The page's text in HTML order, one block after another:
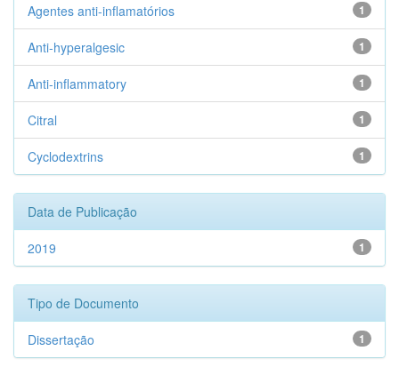
1
Agentes anti-inflamatórios
1
Anti-hyperalgesic
1
Anti-inflammatory
1
Citral
1
Cyclodextrins
Data de Publicação
1
2019
Tipo de Documento
1
Dissertação